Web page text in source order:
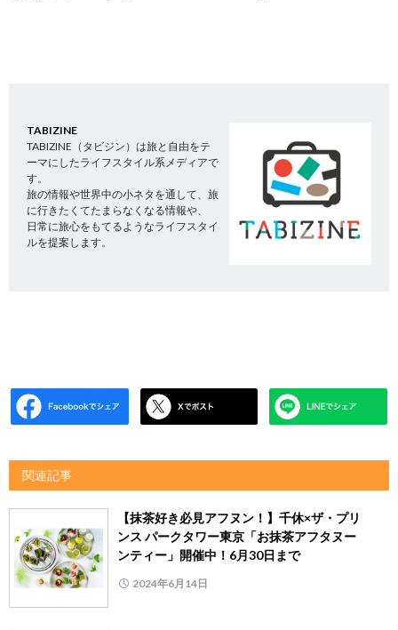
TABIZINE
TABIZINE（タビジン）は旅と自由をテ
ーマにしたライフスタイル系メディアで
す。
旅の情報や世界中の小ネタを通して、旅
に行きたくてたまらなくなる情報や、
日常に旅心をもてるようなライフスタイ
ルを提案します。
関連記事
【抹茶好き必見アフヌン！】千休×ザ・プリ
ンス パークタワー東京「お抹茶アフタヌー
ンティー」開催中！6月30日まで
2024年6月14日